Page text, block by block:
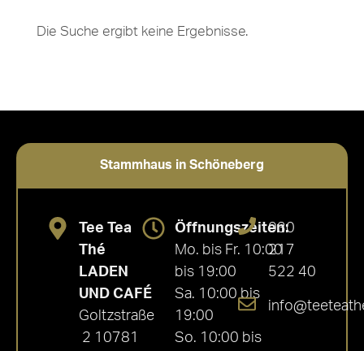
Die Suche ergibt keine Ergebnisse.
Stammhaus in Schöneberg
Tee Tea
Thé
LADEN
UND CAFÉ
Goltzstraße
2 10781
Öffnungszeiten:
Mo. bis Fr. 10:00
bis 19:00
Sa. 10:00 bis
19:00
So. 10:00 bis
030
217
522 40